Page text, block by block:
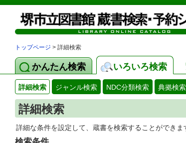
トップページ > 詳細検索
かんたん検索 いろいろ検索
詳細検索 ジャンル検索 NDC分類検索 典拠検索
詳細検索
詳細な条件を設定して、蔵書を検索することができま